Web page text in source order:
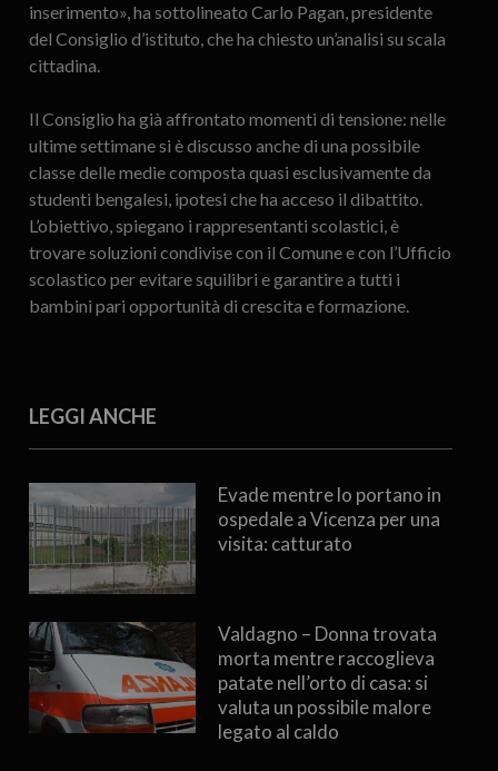
inserimento», ha sottolineato Carlo Pagan, presidente
del Consiglio d’istituto, che ha chiesto un’analisi su scala
cittadina.
Il Consiglio ha già affrontato momenti di tensione: nelle
ultime settimane si è discusso anche di una possibile
classe delle medie composta quasi esclusivamente da
studenti bengalesi, ipotesi che ha acceso il dibattito.
L’obiettivo, spiegano i rappresentanti scolastici, è
trovare soluzioni condivise con il Comune e con l’Ufficio
scolastico per evitare squilibri e garantire a tutti i
bambini pari opportunità di crescita e formazione.
LEGGI ANCHE
Evade mentre lo portano in
ospedale a Vicenza per una
visita: catturato
Valdagno – Donna trovata
morta mentre raccoglieva
patate nell’orto di casa: si
valuta un possibile malore
legato al caldo